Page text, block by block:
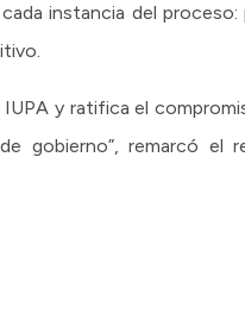
instancia del
y ratifica el
gobierno”, remarcó el